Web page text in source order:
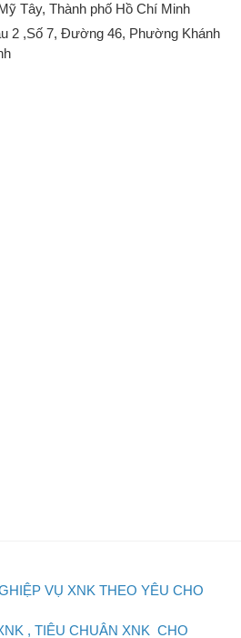
Tây, Thành phố Hồ Chí Minh
2 ,Số 7, Đường 46, Phường Khánh
VỤ XNK THEO YÊU CHO
, TIÊU CHUÂN XNK CHO